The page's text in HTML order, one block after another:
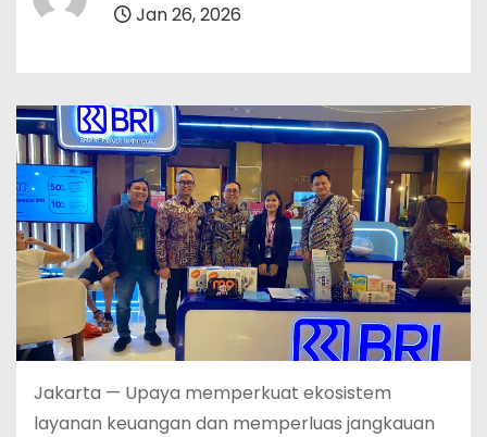
Jan 26, 2026
Jakarta — Upaya memperkuat ekosistem
layanan keuangan dan memperluas jangkauan